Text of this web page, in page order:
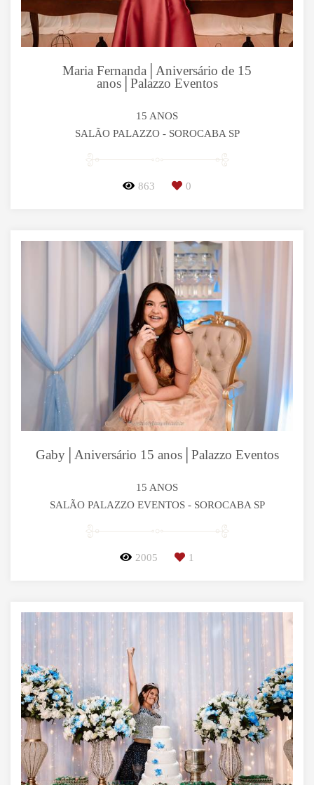
Maria Fernanda│Aniversário de 15
anos│Palazzo Eventos
15 ANOS
SALÃO PALAZZO - SOROCABA SP
863 0
Gaby│Aniversário 15 anos│Palazzo Eventos
15 ANOS
SALÃO PALAZZO EVENTOS - SOROCABA SP
2005 1